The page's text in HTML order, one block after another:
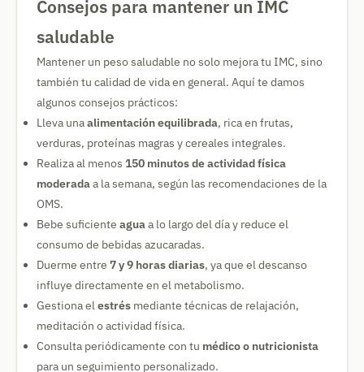
Consejos para mantener un IMC
saludable
Mantener un peso saludable no solo mejora tu IMC, sino
también tu calidad de vida en general. Aquí te damos
algunos consejos prácticos:
Lleva unaalimentación equilibrada, rica en frutas,
verduras, proteínas magras y cereales integrales.
Realiza al menos 150 minutos de actividad física
moderadaa la semana, según las recomendaciones de la
OMS.
Bebe suficiente aguaa lo largo del día y reduce el
consumo de bebidas azucaradas.
Duerme entre 7 y 9 horas diarias, ya que el descanso
influye directamente en el metabolismo.
Gestiona elestrés mediante técnicas de relajación,
meditación o actividad física.
Consulta periódicamente con tu médico o nutricionista
para un seguimiento personalizado.